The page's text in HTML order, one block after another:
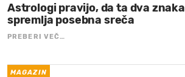
Astrologi pravijo, da ta dva znaka
spremlja posebna sreča
PREBERI VEČ…
MAGAZIN